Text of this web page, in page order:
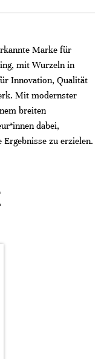
Marke für
mit Wurzeln in
Innovation, Qualität
Mit modernster
breiten
dabei,
zu erzielen.